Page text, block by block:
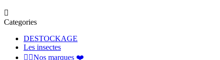

Categories
DESTOCKAGE
Les insectes
 Nos marques ❤️